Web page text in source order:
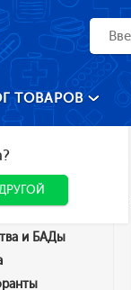
ТОВАРОВ
и БАДы